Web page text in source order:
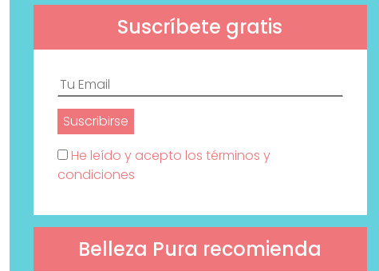
Suscríbete gratis
He leído y acepto los términos y
condiciones
Belleza Pura recomienda